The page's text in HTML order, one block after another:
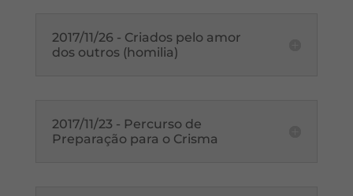
2017/11/26 - Criados pelo amor
dos outros (homilia)
2017/11/23 - Percurso de
Preparação para o Crisma